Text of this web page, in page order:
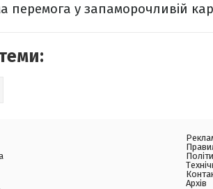
перемога у запаморочливій
Архів